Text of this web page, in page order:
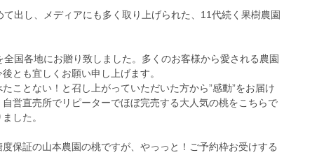
出し、メディアにも多く取り上げられた、11代続く果樹農園
国各地にお贈り致しました。多くのお客様から愛される農園
とも宜しくお願い申し上げます。
ことない！と召し上がっていただいた方から”感動”をお届け
営直売所でリピーターでほぼ完売する大人気の桃をこちらで
した。
保証の山本農園の桃ですが、やっっと！ご予約枠お受けする